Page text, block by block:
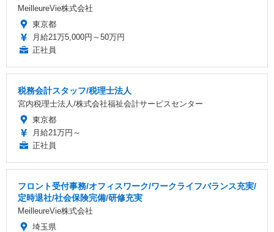
MeilleureVie株式会社
東京都
月給21万5,000円～50万円
正社員
税務会計スタッフ/税理士法人
宮内税理士法人/株式会社福祉会計サービスセンター
東京都
月給21万円～
正社員
フロント受付事務/オフィスワーク/ワークライフバランス充実/
定時退社/社会保険完備/研修充実
MeilleureVie株式会社
埼玉県